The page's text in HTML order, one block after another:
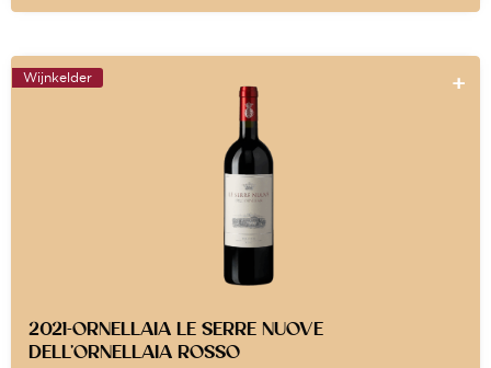
Wijnkelder
2021-ORNELLAIA LE SERRE NUOVE
DELL’ORNELLAIA ROSSO